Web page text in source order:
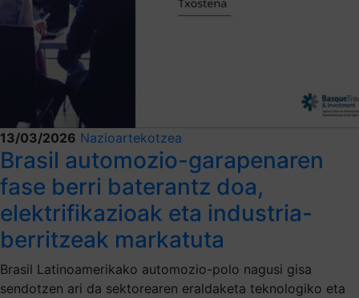
13/03/2026 Nazioartekotzea
Brasil automozio-garapenaren
fase berri baterantz doa,
elektrifikazioak eta industria-
berritzeak markatuta
Brasil Latinoamerikako automozio-polo nagusi gisa
sendotzen ari da sektorearen eraldaketa teknologiko eta